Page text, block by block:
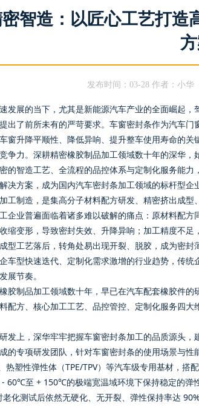
智造：以匠心工艺打造
发布时间：03-28 作者：小
发展的当下，尤其是新能源汽车产业的全面崛起
出了前所未有的严苛要求。车窗密封条作为汽车
窗升降平顺性、降低异响、提升整车使用寿命的
争力。深耕精密橡胶制品加工领域数十年的深华
的智造工艺、全流程的品控体系与定制化服务能
决方案，成为国内汽车密封条加工领域的标杆型企
工制造，是集高分子材料配方研发、精密挤出成
企业普遍面临着诸多难以破解的痛点：原材料配
缩变形，导致密封失效、升降异响；加工精度不
型工艺落后，转角处易出现开裂、脱胶，成为密
车型快速迭代、定制化需求激增的行业趋势，传
展节奏。
胶制品加工领域数十年，早已在汽车配套橡胶件
配方、核心加工工艺、品控管控、定制化服务四
发上，深华牢牢把握车窗密封条加工的品质源头
的专项研发团队，针对车窗密封条的使用场景与
热塑性弹性体（TPE/TPV）等汽车级专用基材，
60℃至 + 150℃的极端宽温域环境下保持稳定的弹
化测试后依然无硬化、无开裂、弹性保持率达